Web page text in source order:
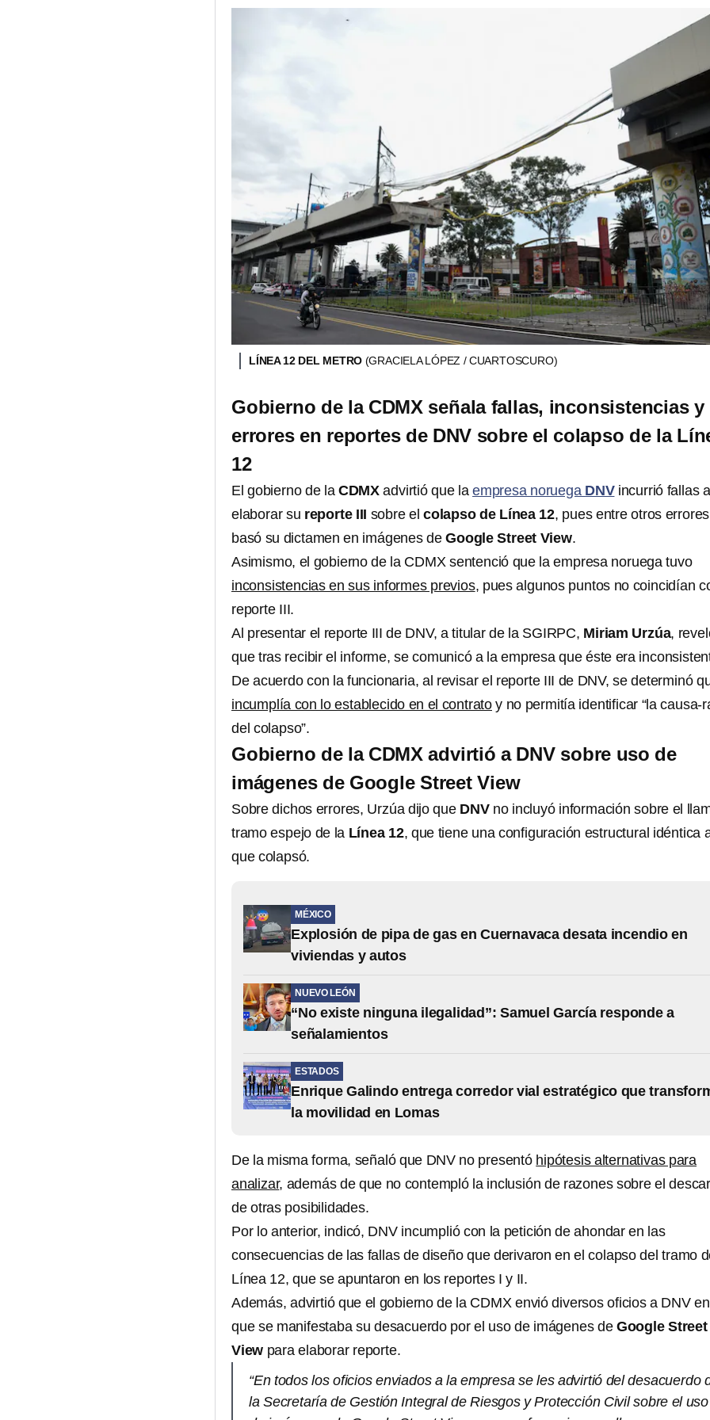
LÍNEA 12 DEL METRO (GRACIELA LÓPEZ / CUARTOSCURO)
Gobierno de la CDMX señala fallas, inconsistencias y
errores en reportes de DNV sobre el colapso de la
12
El gobierno de la CDMX advirtió que laempresa noruega DNVincurrió fallas al
elaborar su reporte III sobre elcolapso de Línea 12, pues entre otros
basó su dictamen en imágenes deGoogle Street View.
Asimismo, el gobierno de la CDMX sentenció que la empresa noruega tuvo
inconsistencias en sus informes previos, pues algunos puntos no coincidían
reporte III.
Al presentar el reporte III de DNV, a titular de la SGIRPC, Miriam Urzúa,
que tras recibir el informe, se comunicó a la empresa que éste era
De acuerdo con la funcionaria, al revisar el reporte III de DNV, se determinó
incumplía con lo establecido en el contrato y no permitía identificar “la causa-
del colapso”.
Gobierno de la CDMX advirtió a DNV sobre uso de
imágenes de Google Street View
Sobre dichos errores, Urzúa dijo que DNVno incluyó información sobre el
tramo espejo de la Línea 12, que tiene una configuración estructural idéntica
que colapsó.
MÉXICO
Explosión de pipa de gas en Cuernavaca desata incendio en
viviendas y autos
NUEVO LEÓN
“No existe ninguna ilegalidad”: Samuel García responde a
señalamientos
ESTADOS
Enrique Galindo entrega corredor vial estratégico que
la movilidad en Lomas
De la misma forma, señaló que DNV no presentó hipótesis alternativas para
analizar, además de que no contempló la inclusión de razones sobre el
de otras posibilidades.
Por lo anterior, indicó, DNV incumplió con la petición de ahondar en las
consecuencias de las fallas de diseño que derivaron en el colapso del tramo
Línea 12, que se apuntaron en los reportes I y II.
Además, advirtió que el gobierno de la CDMX envió diversos oficios a DNV
que se manifestaba su desacuerdo por el uso de imágenes de Google Street
View para elaborar reporte.
“En todos los oficios enviados a la empresa se les advirtió del desacuerdo
la Secretaría de Gestión Integral de Riesgos y Protección Civil sobre el uso